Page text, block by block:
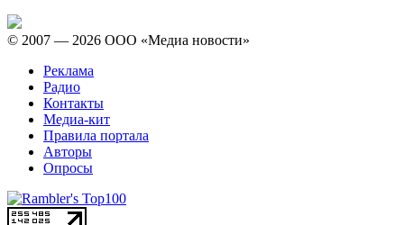
© 2007 — 2026 ООО «Медиа новости»
Реклама
Радио
Контакты
Медиа-кит
Правила портала
Авторы
Опросы